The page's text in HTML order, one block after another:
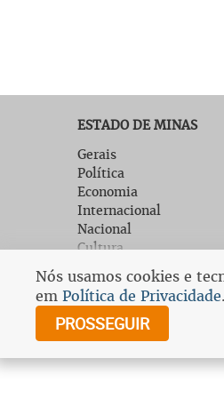
ESTADO DE MINAS
Gerais
Política
Economia
Internacional
Nacional
Cultura
EM Digital
Fale com o EM
Assine o Estado de
Minas
Nós usamos cookies e
em Política de Privacidade.
PROSSEGUIR